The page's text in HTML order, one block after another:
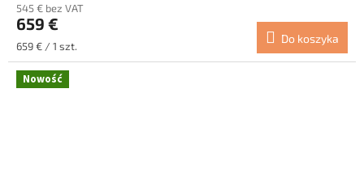
545 € bez VAT
659 €
Cena
jednostkowa:
659 € / 1 szt.
Do koszyka
Nowość